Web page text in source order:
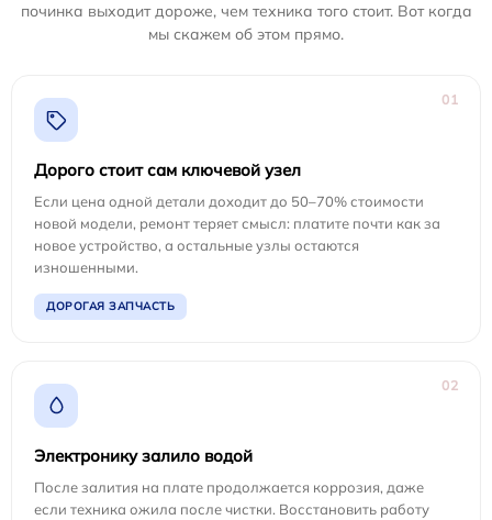
починка выходит дороже, чем техника того стоит. Вот когда
мы скажем об этом прямо.
01
Дорого стоит сам ключевой узел
Если цена одной детали доходит до 50–70% стоимости
новой модели, ремонт теряет смысл: платите почти как за
новое устройство, а остальные узлы остаются
изношенными.
ДОРОГАЯ ЗАПЧАСТЬ
02
Электронику залило водой
После залития на плате продолжается коррозия, даже
если техника ожила после чистки. Восстановить работу